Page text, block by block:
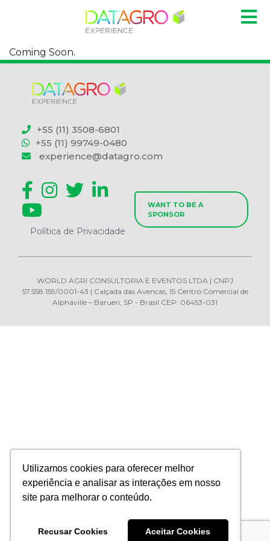
Utilizamos cookies para oferecer melhor
experiência e analisar as interações em nosso
site para melhorar o conteúdo.
Recusar Cookies Aceitar Cookies
Coming Soon.
+55 (11) 3508-6801
+55 (11) 99749-0480
experience@datagro.com
Política de Privacidade
WANT TO BE A
SPONSOR
WORLD AGRI CONSULTORIA E EVENTOS LTDA | CNPJ
57.558.159/0001-43 | Calçada das Avencas, 15 Centro Comercial de
Alphaville – Barueri, SP - Brasil CEP: 06453-031